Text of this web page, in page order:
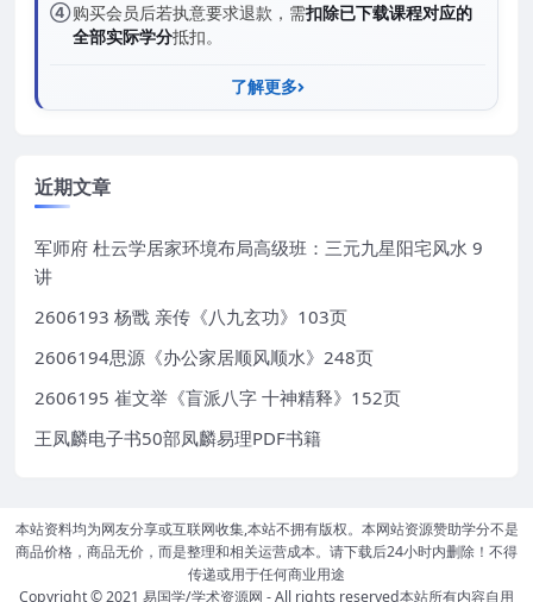
④购买会员后若执意要求退款，需扣除已下载课程对应的
全部实际学分抵扣。
了解更多
近期文章
军师府 杜云学居家环境布局高级班：三元九星阳宅风水 9
讲
2606193 杨戬 亲传《八九玄功》103页
2606194思源《办公家居顺风顺水》248页
2606195 崔文举《盲派八字 十神精释》152页
王凤麟电子书50部凤麟易理PDF书籍
本站资料均为网友分享或互联网收集,本站不拥有版权。本网站资源赞助学分不是
商品价格，商品无价，而是整理和相关运营成本。请下载后24小时内删除！不得
传递或用于任何商业用途
Copyright © 2021 易国学/学术资源网 - All rights reserved本站所有内容自用